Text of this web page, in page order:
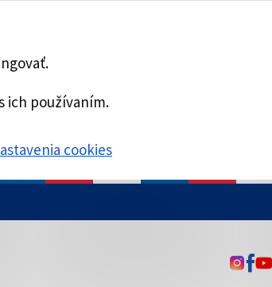
ich používaním.
cookies
Táto stránka je zabezpečená